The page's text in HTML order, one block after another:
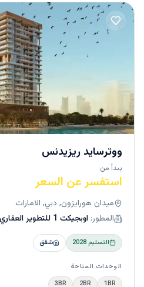
ووترسايد ريزيدنس
يبدأ من
استفسر عن السعر
ميدان هورايزون, دبي, الامارات
المطور: اوبجيكت 1 للتطوير العقاري
التسليم2028 شقق
الوحدات المتاحة
1BR
2BR
3BR